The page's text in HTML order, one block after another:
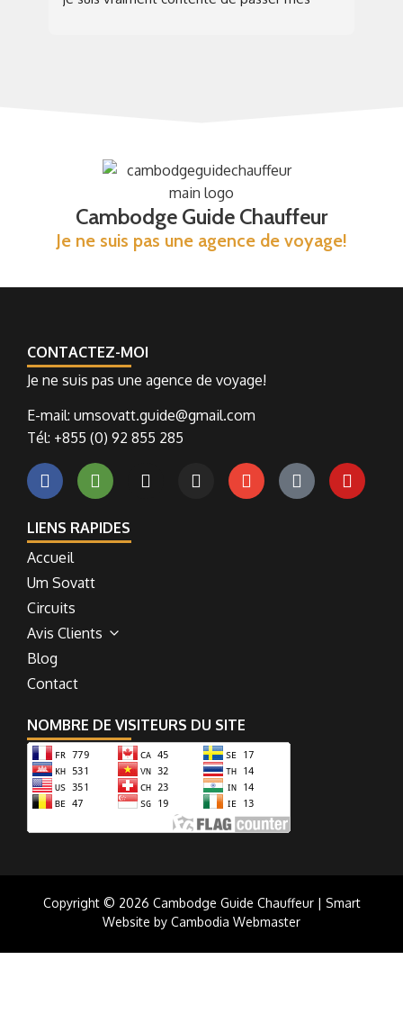
Bonnes vacances à vous tous.
Ophelie de Rouen!
Cambodge Guide Chauffeur
Je ne suis pas une agence de voyage!
CONTACTEZ-MOI
Je ne suis pas une agence de voyage!
E-mail: umsovatt.guide@gmail.com
Tél: +855 (0) 92 855 285
LIENS RAPIDES
Accueil
Um Sovatt
Circuits
Avis Clients
Blog
Contact
NOMBRE DE VISITEURS DU SITE
Copyright © 2026 Cambodge Guide Chauffeur | Smart
Website by Cambodia Webmaster